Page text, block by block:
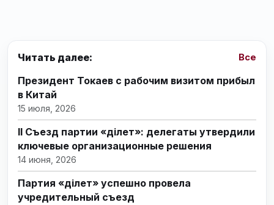
Читать далее: Все
Президент Токаев с рабочим визитом прибыл
в Китай
15 июля, 2026
II Съезд партии «Әділет»: делегаты утвердили
ключевые организационные решения
14 июня, 2026
Партия «Әділет» успешно провела
учредительный съезд